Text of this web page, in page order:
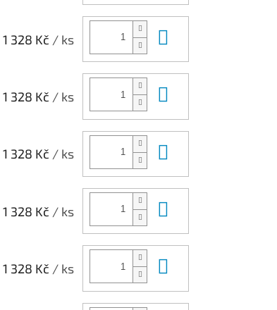
1 328 Kč / ks
1 328 Kč / ks
1 328 Kč / ks
1 328 Kč / ks
1 328 Kč / ks